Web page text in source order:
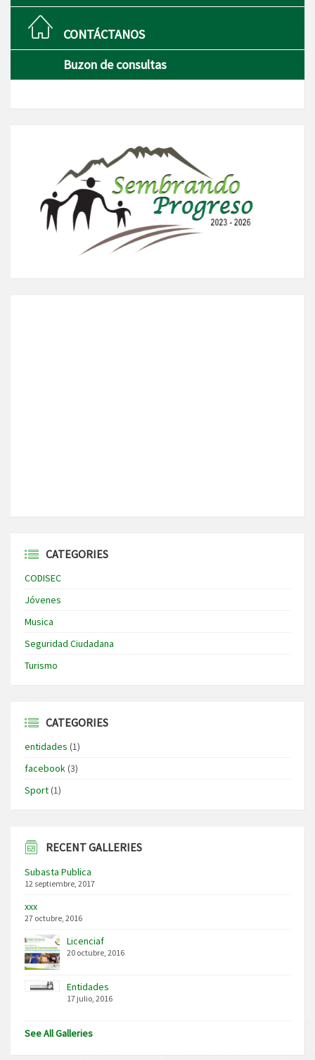
CONTÁCTANOS
Buzon de consultas
CATEGORIES
CODISEC
Jóvenes
Musica
Seguridad Ciudadana
Turismo
CATEGORIES
entidades (1)
facebook(3)
Sport(1)
RECENT GALLERIES
Subasta Publica
12 septiembre, 2017
xxx
27 octubre, 2016
Licenciaf
20 octubre, 2016
Entidades
17 julio, 2016
See All Galleries